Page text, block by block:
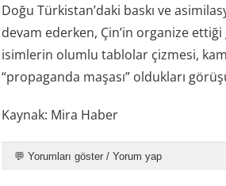
Doğu Türkistan’daki baskı ve
devam ederken, Çin’in organize
isimlerin olumlu tablolar çizmesi,
“propaganda maşası” oldukları
Kaynak: Mira Haber
💬 Yorumları göster / Yorum yap